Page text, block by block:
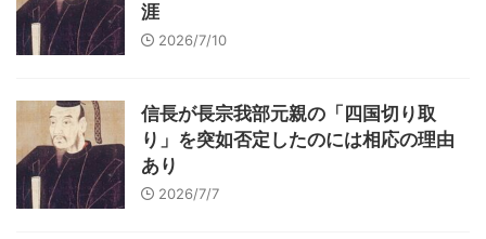
涯
2026/7/10
信長が長宗我部元親の「四国切り取
り」を突如否定したのには相応の理由
あり
2026/7/7